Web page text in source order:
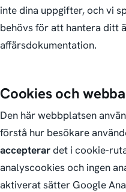
inte dina uppgifter, och vi
behövs för att hantera ditt
affärsdokumentation.
Cookies och
Den här webbplatsen
förstå hur besökare
accepterardet i cookie-
analyscookies och ingen
aktiverat sätter Google